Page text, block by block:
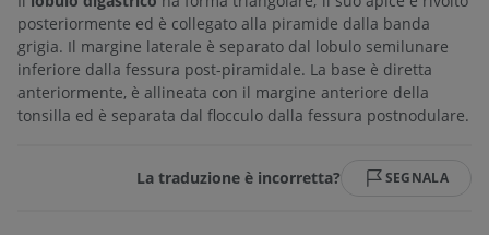
posteriormente ed è collegato alla piramide dalla banda
grigia. Il margine laterale è separato dal lobulo semilunare
inferiore dalla fessura post-piramidale. La base è diretta
anteriormente, è allineata con il margine anteriore della
tonsilla ed è separata dal flocculo dalla fessura postnodulare.
La traduzione è incorretta? SEGNALA